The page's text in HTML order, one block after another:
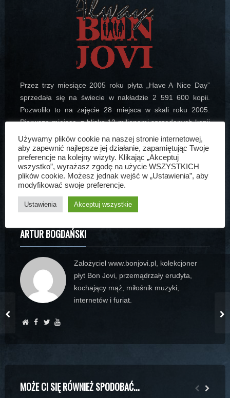
Przez trzy miesiące 2005 roku płyta „Have A Nice Day”
sprzedała się na świecie w nakładzie 2 591 600 kopii.
Pozwoliło to na zajęcie 28 miejsca w skali roku 2005.
Pierwsze miejsce, z blisko 12 milionami sprzedanych kopii
osiągneła grupa Green Day z krążkiem „American Idiot”.
Pełna lista pod podanym odnośniekiem.
Artur Bogdański 10 sty, 2006 Aktualności
ARTUR BOGDAŃSKI
Założyciel www.bonjovi.pl, kolekcjoner
płyt Bon Jovi, przemądrzały erudyta,
kochający mąż, miłośnik muzyki,
internetów i furiat.
MOŻE CI SIĘ RÓWNIEŻ SPODOBAĆ...
Używamy plików cookie na naszej stronie internetowej,
aby zapewnić najlepsze jej działanie, zapamiętując Twoje
preferencje na kolejny wizyty. Klikając „Akceptuj
wszystko”, wyrażasz zgodę na użycie WSZYSTKICH
plików cookie. Możesz jednak wejść w „Ustawienia”, aby
modyfikować swoje preferencje.
Ustawienia Akceptuj wszystkie